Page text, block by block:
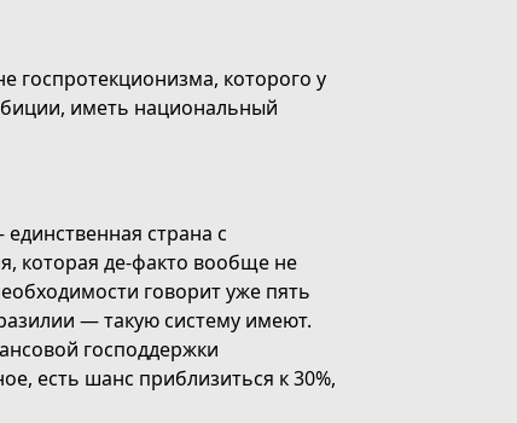
которого у
иметь национальный
страна с
которая де-факто вообще не
говорит уже пять
— такую систему имеют.
господдержки
есть шанс приблизиться к 30%,